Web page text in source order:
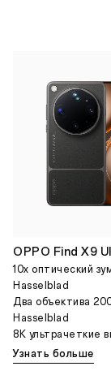
OPPO Find X9
10x оптический
Hasselblad
Два объектива
Hasselblad
8K ультрачеткие
Узнать больше